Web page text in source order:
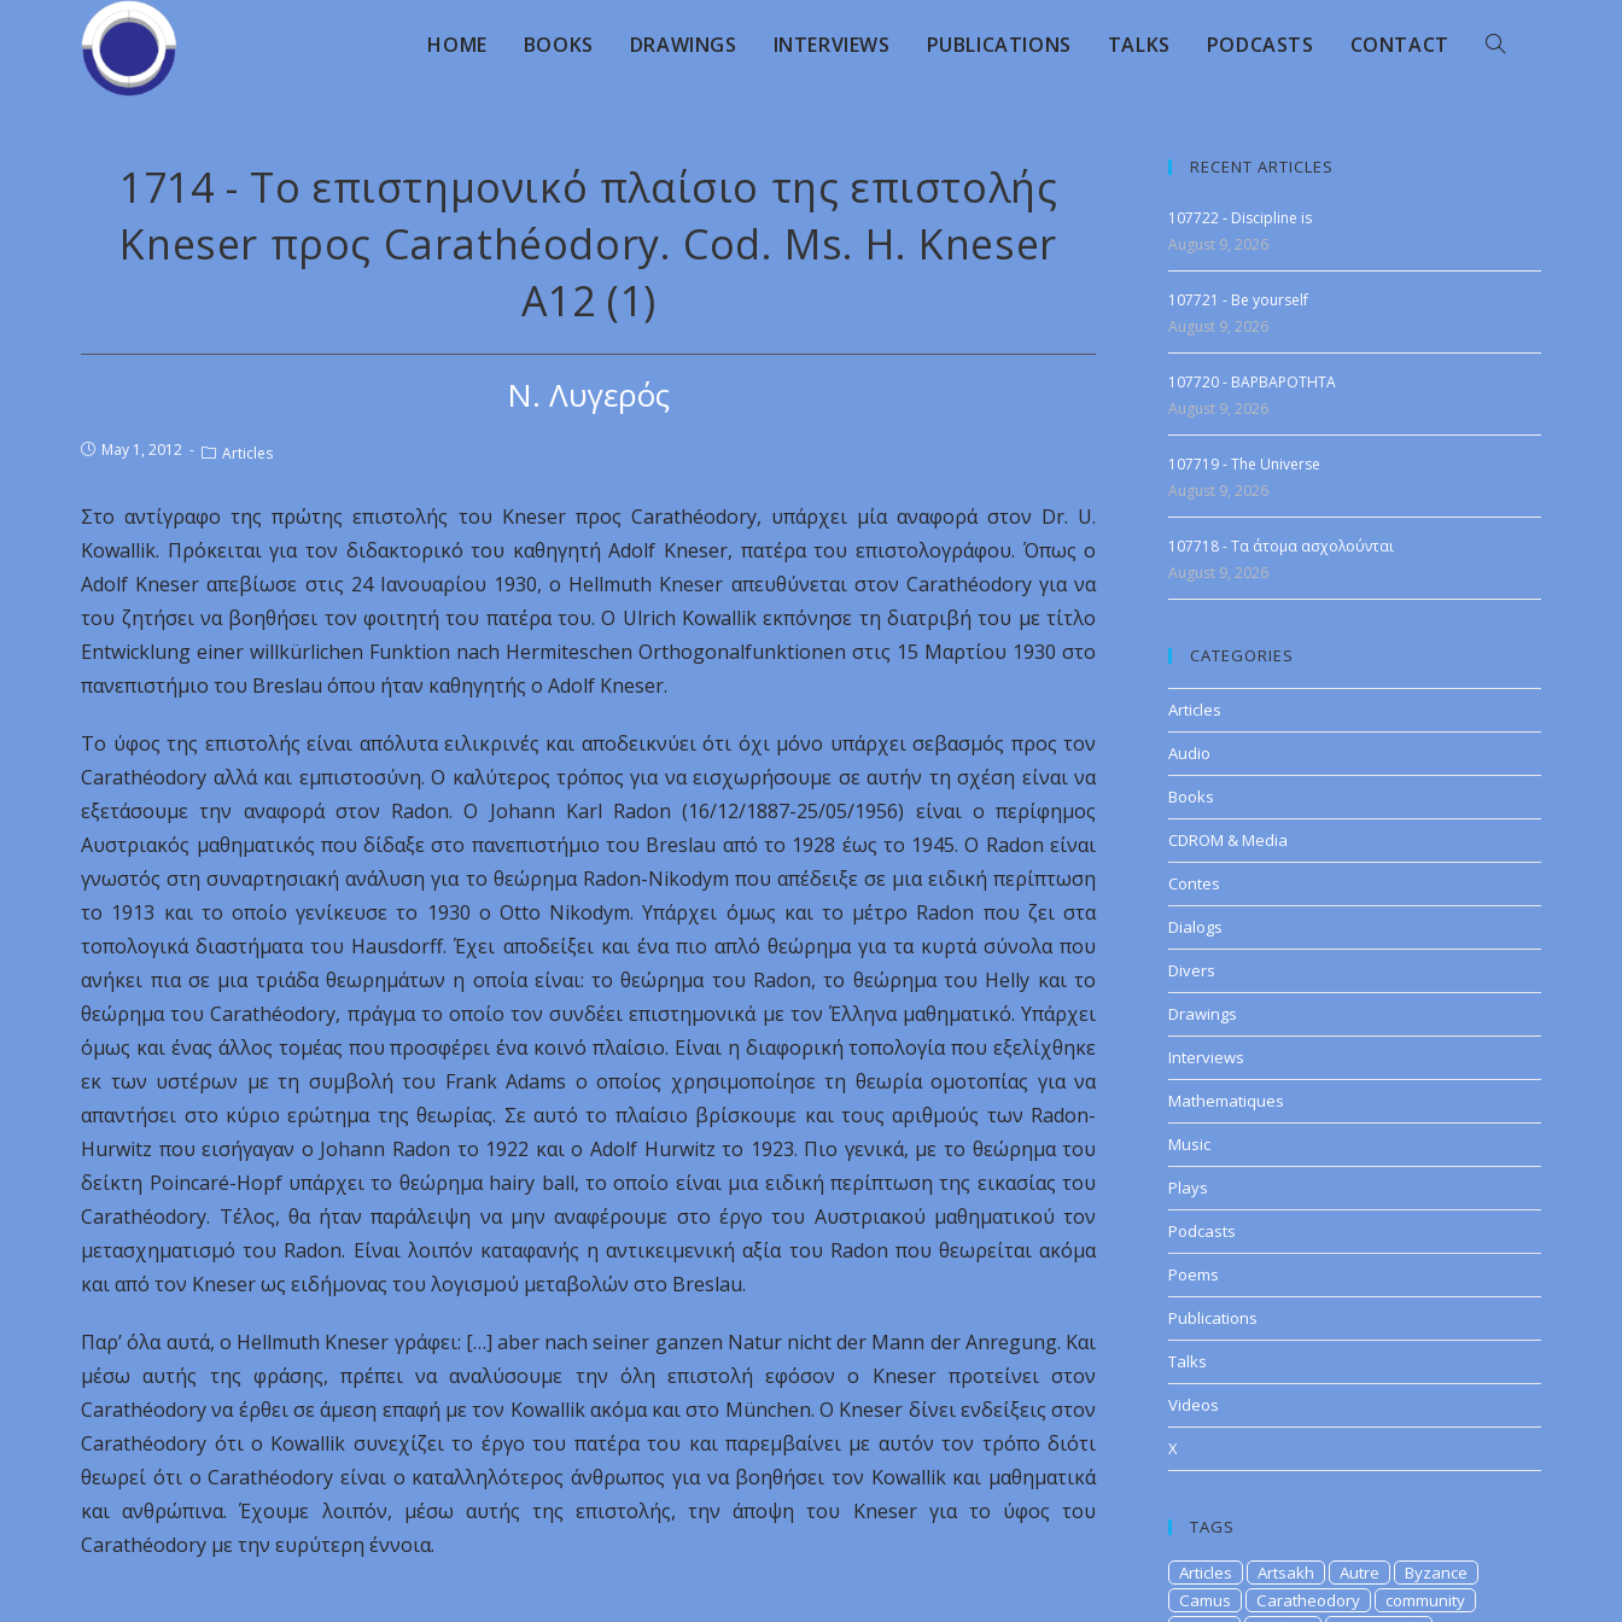
HOME BOOKS DRAWINGS INTERVIEWS PUBLICATIONS TALKS PODCASTS CONTACT
1714 - Το επιστημονικό πλαίσιο της επιστολής
Kneser προς Carathéodory. Cod. Ms. H. Kneser
A12 (1)
Ν. Λυγερός
May 1, 2012 Articles
Στο αντίγραφο της πρώτης επιστολής του Kneser προς Carathéodory, υπάρχει μία αναφορά στον Dr. U.
Kowallik. Πρόκειται για τον διδακτορικό του καθηγητή Adolf Kneser, πατέρα του επιστολογράφου. Όπως ο
Adolf Kneser απεβίωσε στις 24 Ιανουαρίου 1930, ο Hellmuth Kneser απευθύνεται στον Carathéodory για να
του ζητήσει να βοηθήσει τον φοιτητή του πατέρα του. Ο Ulrich Kowallik εκπόνησε τη διατριβή του με τίτλο
Entwicklung einer willkürlichen Funktion nach Hermiteschen Orthogonalfunktionen στις 15 Μαρτίου 1930 στο
πανεπιστήμιο του Breslau όπου ήταν καθηγητής ο Adolf Kneser.
Το ύφος της επιστολής είναι απόλυτα ειλικρινές και αποδεικνύει ότι όχι μόνο υπάρχει σεβασμός προς τον
Carathéodory αλλά και εμπιστοσύνη. Ο καλύτερος τρόπος για να εισχωρήσουμε σε αυτήν τη σχέση είναι να
εξετάσουμε την αναφορά στον Radon. Ο Johann Karl Radon (16/12/1887-25/05/1956) είναι ο περίφημος
Αυστριακός μαθηματικός που δίδαξε στο πανεπιστήμιο του Breslau από το 1928 έως το 1945. Ο Radon είναι
γνωστός στη συναρτησιακή ανάλυση για το θεώρημα Radon-Nikodym που απέδειξε σε μια ειδική περίπτωση
το 1913 και το οποίο γενίκευσε το 1930 ο Otto Nikodym. Υπάρχει όμως και το μέτρο Radon που ζει στα
τοπολογικά διαστήματα του Hausdorff. Έχει αποδείξει και ένα πιο απλό θεώρημα για τα κυρτά σύνολα που
ανήκει πια σε μια τριάδα θεωρημάτων η οποία είναι: το θεώρημα του Radon, το θεώρημα του Helly και το
θεώρημα του Carathéodory, πράγμα το οποίο τον συνδέει επιστημονικά με τον Έλληνα μαθηματικό. Υπάρχει
όμως και ένας άλλος τομέας που προσφέρει ένα κοινό πλαίσιο. Είναι η διαφορική τοπολογία που εξελίχθηκε
εκ των υστέρων με τη συμβολή του Frank Adams ο οποίος χρησιμοποίησε τη θεωρία ομοτοπίας για να
απαντήσει στο κύριο ερώτημα της θεωρίας. Σε αυτό το πλαίσιο βρίσκουμε και τους αριθμούς των Radon-
Hurwitz που εισήγαγαν ο Johann Radon το 1922 και ο Adolf Hurwitz το 1923. Πιο γενικά, με το θεώρημα του
δείκτη Poincaré-Hopf υπάρχει το θεώρημα hairy ball, το οποίο είναι μια ειδική περίπτωση της εικασίας του
Carathéodory. Τέλος, θα ήταν παράλειψη να μην αναφέρουμε στο έργο του Αυστριακού μαθηματικού τον
μετασχηματισμό του Radon. Είναι λοιπόν καταφανής η αντικειμενική αξία του Radon που θεωρείται ακόμα
και από τον Kneser ως ειδήμονας του λογισμού μεταβολών στο Breslau.
Παρ’ όλα αυτά, ο Hellmuth Kneser γράφει: […] aber nach seiner ganzen Natur nicht der Mann der Anregung. Και
μέσω αυτής της φράσης, πρέπει να αναλύσουμε την όλη επιστολή εφόσον ο Kneser προτείνει στον
Carathéodory να έρθει σε άμεση επαφή με τον Kowallik ακόμα και στο München. Ο Kneser δίνει ενδείξεις στον
Carathéodory ότι ο Kowallik συνεχίζει το έργο του πατέρα του και παρεμβαίνει με αυτόν τον τρόπο διότι
θεωρεί ότι ο Carathéodory είναι ο καταλληλότερος άνθρωπος για να βοηθήσει τον Kowallik και μαθηματικά
και ανθρώπινα. Έχουμε λοιπόν, μέσω αυτής της επιστολής, την άποψη του Kneser για το ύφος του
Carathéodory με την ευρύτερη έννοια.
RECENT ARTICLES
107722 - Discipline is
August 9, 2026
107721 - Be yourself
August 9, 2026
107720 - BAPBAPOTHTA
August 9, 2026
107719 - The Universe
August 9, 2026
107718 - Τα άτομα ασχολούνται
August 9, 2026
CATEGORIES
Articles
Audio
Books
CDROM & Media
Contes
Dialogs
Divers
Drawings
Interviews
Mathematiques
Music
Plays
Podcasts
Poems
Publications
Talks
Videos
X
TAGS
Articles Artsakh Autre
Byzance
Camus
Caratheodory
community